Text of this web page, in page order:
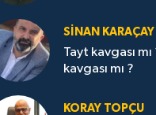
SİNAN KARAÇAY
Tayt kavgası mı
kavgası mı ?
KORAY TOPÇU